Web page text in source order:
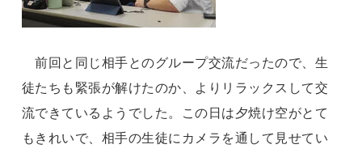
前回と同じ相手とのグループ交流だったので、生
徒たちも緊張が解けたのか、よりリラックスして交
流できているようでした。この日は夕焼け空がとて
もきれいで、相手の生徒にカメラを通して見せてい